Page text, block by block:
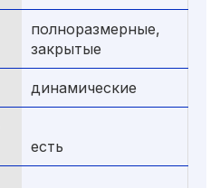
полноразмерные,
закрытые
динамические
есть